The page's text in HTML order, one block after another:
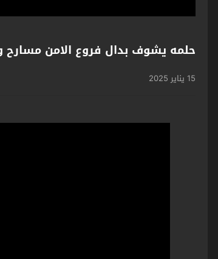
حلمه يشوف بدال فروع الامن مسارح
15 يناير 2025